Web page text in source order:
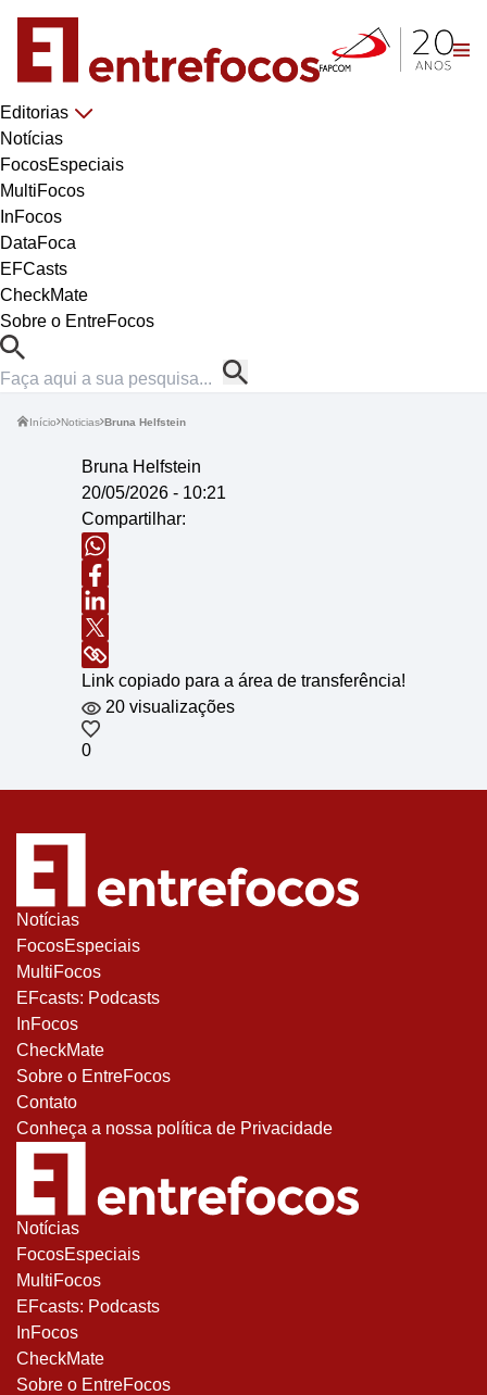
Editorias
Notícias
FocosEspeciais
MultiFocos
InFocos
DataFoca
EFCasts
CheckMate
Sobre o EntreFocos
Início Noticias Bruna Helfstein
Bruna Helfstein
20/05/2026 - 10:21
Compartilhar:
Link copiado para a área de transferência!
20 visualizações
0
Notícias
FocosEspeciais
MultiFocos
EFcasts: Podcasts
InFocos
CheckMate
Sobre o EntreFocos
Contato
Conheça a nossa política de Privacidade
Notícias
FocosEspeciais
MultiFocos
EFcasts: Podcasts
InFocos
CheckMate
Sobre o EntreFocos